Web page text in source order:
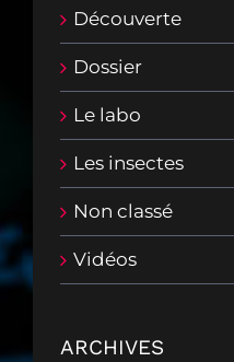
Découverte
Dossier
Le labo
Les insectes
Non classé
Vidéos
ARCHIVES